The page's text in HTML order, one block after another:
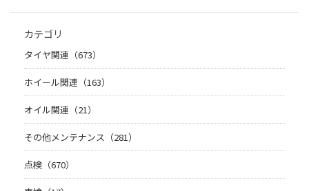
カテゴリ
タイヤ関連（673）
ホイール関連（163）
オイル関連（21）
その他メンテナンス（281）
点検（670）